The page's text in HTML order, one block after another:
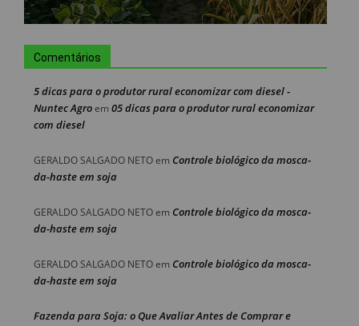
Comentários
5 dicas para o produtor rural economizar com diesel -
Nuntec Agroem 05 dicas para o produtor rural economizar
com diesel
GERALDO SALGADO NETOem Controle biológico da mosca-
da-haste em soja
GERALDO SALGADO NETOem Controle biológico da mosca-
da-haste em soja
GERALDO SALGADO NETOem Controle biológico da mosca-
da-haste em soja
Fazenda para Soja: o Que Avaliar Antes de Comprar e